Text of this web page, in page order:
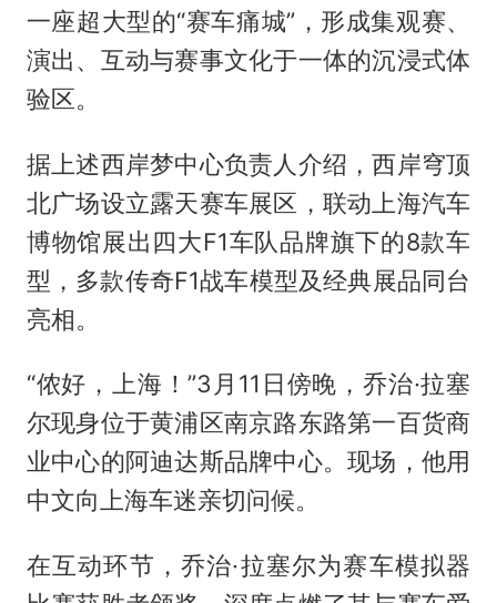
一座超大型的“赛车痛城”，形成集观赛、
演出、互动与赛事文化于一体的沉浸式体
验区。
据上述西岸梦中心负责人介绍，西岸穹顶
北广场设立露天赛车展区，联动上海汽车
博物馆展出四大F1车队品牌旗下的8款车
型，多款传奇F1战车模型及经典展品同台
亮相。
“侬好，上海！”3月11日傍晚，乔治·拉塞
尔现身位于黄浦区南京路东路第一百货商
业中心的阿迪达斯品牌中心。现场，他用
中文向上海车迷亲切问候。
在互动环节，乔治·拉塞尔为赛车模拟器